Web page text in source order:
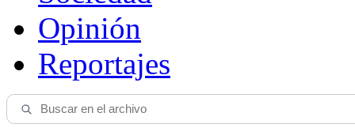
Opinión
Reportajes